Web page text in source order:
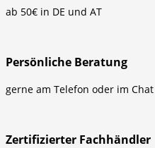
ab 50€ in DE und AT
Persönliche Beratung
gerne am Telefon oder im Chat
Zertifizierter Fachhändler